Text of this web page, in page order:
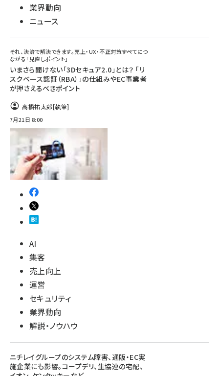
業界動向
ニュース
それ、決済で解決できます。売上・UX・不正対策――すべてにつ
ながる「見直しポイント」
いまさら聞けない「3Dセキュア2.0」とは？ 「リ
スクベース認証（RBA）」の仕組みやEC事業者
が押さえるべきポイント
高橋祐太郎[執筆]
7月21日 8:00
AI
集客
売上向上
運営
セキュリティ
業界動向
解説・ノウハウ
ニチレイグループのシステム障害、通販・EC実
施企業にも影響。コープデリ、生協連の宅配、